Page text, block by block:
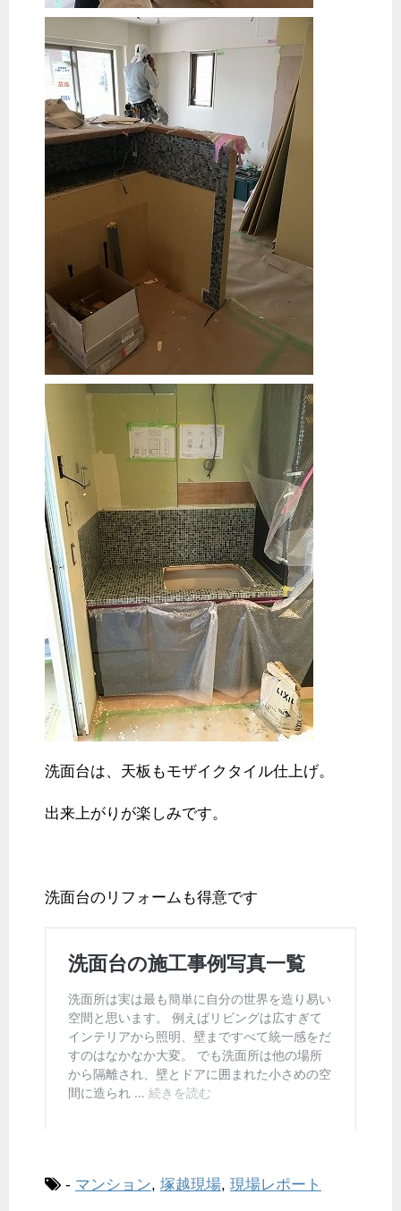
洗面台は、天板もモザイクタイル仕上げ。
出来上がりが楽しみです。
洗面台のリフォームも得意です
- マンション, 塚越現場, 現場レポート